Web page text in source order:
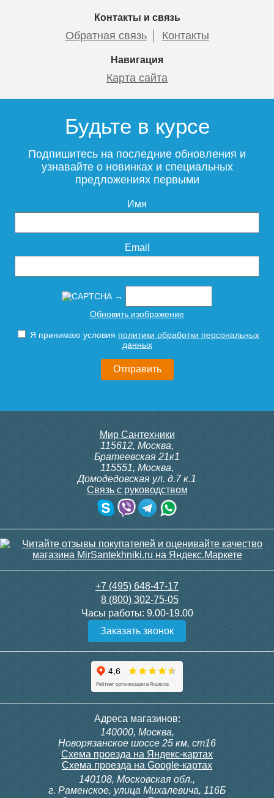
Контакты и связь
Обратная связь Контакты
Навигация
Карта сайта
Будьте в курсе
Подпишитесь на последние обновления и
узнавайте о новинках и специальных
предложениях первыми
Имя
Email
→
Обновить изображение
Я принимаю условия политики обработки персональных
данных
Мир Сантехники
115612, Москва,
Братеевская 21к1
115551, Москва,
Домодедовская ул. д.7 к.1
Связь с руководством
+7 (495) 648-47-17
8 (800) 302-75-05
Часы работы: 9.00-19.00
Заказать звонок
Адреса магазинов:
140000, Москва,
Новорязанское шоссе 25 км, ст16
Схема проезда на Яндекс-картах
Схема проезда на Google-картах
140108, Московская обл.,
г. Раменское, улица Михалевича, 116Б